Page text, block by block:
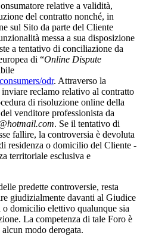
relative a validità,
del contratto nonché, in
sul Sito da parte del Cliente
messa a sua disposizione
a tentativo di conciliazione da
di “Online Dispute
odr. Attraverso la
reclamo relativo al contratto
di risoluzione online della
venditore professionista da
. Se il tentativo di
fallire, la controversia è devoluta
residenza o domicilio del Cliente
territoriale esclusiva e
predette controversie, resta
giudizialmente davanti al Giudice
domicilio elettivo qualunque sia
La competenza di tale Foro è
modo derogata.